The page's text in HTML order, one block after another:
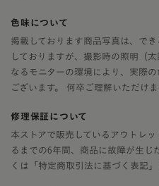
色味について
掲載しております商品写真は、で
しておりますが、撮影時の照明（
なるモニターの環境により、実際
ございます。 何卒ご理解いただけま
修理保証について
本ストアで販売しているアウトレ
るまでの6年間、商品に故障が生じ
くは「特定商取引法に基づく表記」